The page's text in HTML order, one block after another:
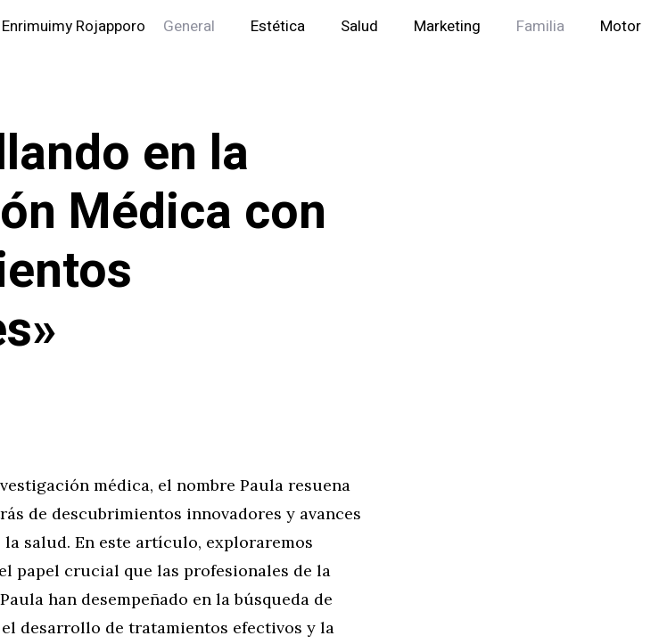
Enrimuimy Rojapporo General Estética Salud Marketing Familia Motor
en la
Médica con
médica, el nombre Paula resuena
de descubrimientos innovadores y avances
salud. En este artículo, exploraremos
papel crucial que las profesionales de la
han desempeñado en la búsqueda de
desarrollo de tratamientos efectivos y la